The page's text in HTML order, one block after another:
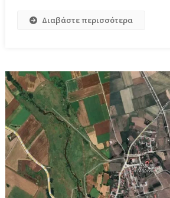
Διαβάστε περισσότερα